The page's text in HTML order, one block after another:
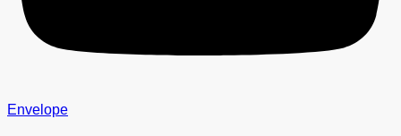
Envelope